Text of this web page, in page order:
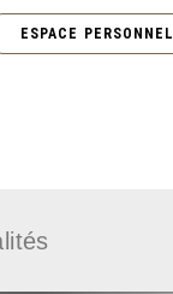
ESPACE PERSONNEL